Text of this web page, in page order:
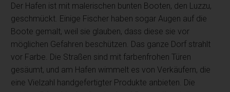
Der Hafen ist mit malerischen bunten Booten, den Luzzu,
geschmückt. Einige Fischer haben sogar Augen auf die
Boote gemalt, weil sie glauben, dass diese sie vor
möglichen Gefahren beschützen. Das ganze Dorf strahlt
vor Farbe. Die Straßen sind mit farbenfrohen Türen
gesäumt, und am Hafen wimmelt es von Verkäufern, die
eine Vielzahl handgefertigter Produkte anbieten. Die